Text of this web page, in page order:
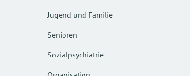
Jugend und Familie
Senioren
Sozialpsychiatrie